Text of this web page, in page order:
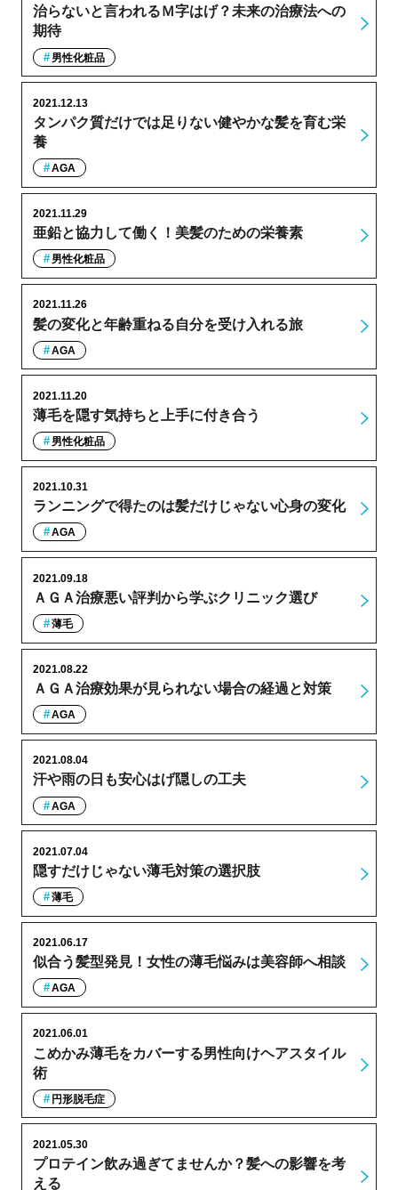
治らないと言われるＭ字はげ？未来の治療法への
期待
男性化粧品
タンパク質だけでは足りない健やかな髪を育む栄
養
2021.12.13
AGA
亜鉛と協力して働く！美髪のための栄養素
2021.11.29
男性化粧品
髪の変化と年齢重ねる自分を受け入れる旅
2021.11.26
AGA
薄毛を隠す気持ちと上手に付き合う
2021.11.20
男性化粧品
ランニングで得たのは髪だけじゃない心身の変化
2021.10.31
AGA
ＡＧＡ治療悪い評判から学ぶクリニック選び
2021.09.18
薄毛
ＡＧＡ治療効果が見られない場合の経過と対策
2021.08.22
AGA
汗や雨の日も安心はげ隠しの工夫
2021.08.04
AGA
隠すだけじゃない薄毛対策の選択肢
2021.07.04
薄毛
似合う髪型発見！女性の薄毛悩みは美容師へ相談
2021.06.17
AGA
こめかみ薄毛をカバーする男性向けヘアスタイル
術
2021.06.01
円形脱毛症
プロテイン飲み過ぎてませんか？髪への影響を考
える
2021.05.30